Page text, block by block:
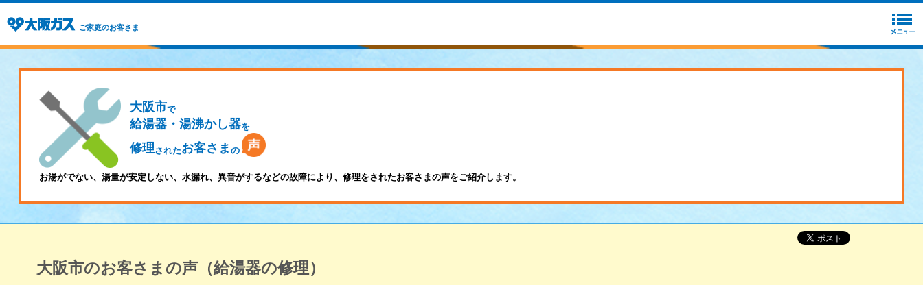
ご家庭のお客さま
大阪市で
給湯器・湯沸かし器を
修理されたお客さま の
お湯がでない、湯量が安定しない、水漏れ、異音がするなどの故障により、修理をされたお客さまの声をご紹介します。
大阪市のお客さまの声（給湯器の修理）